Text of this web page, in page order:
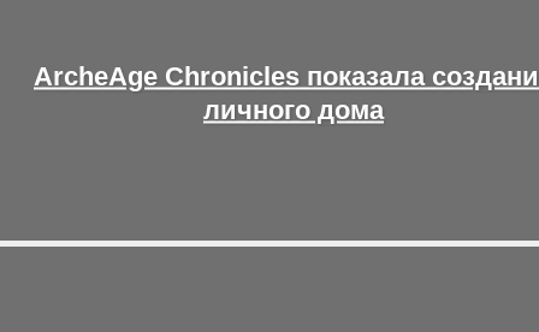
ArcheAge Chronicles показала
личного дома